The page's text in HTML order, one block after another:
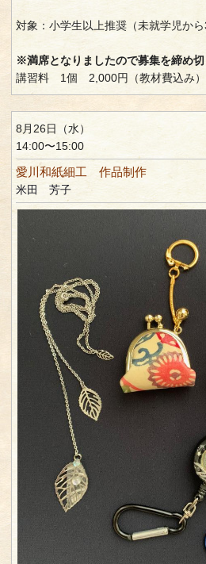
対象：小学生以上推奨（未就学児から
※満席となりましたので募集を締め切
講習料 1個 2,000円（教材費込み）
8月26日（水）
14:00〜15:00
愛川和紙細工 作品制作
米田 芳子